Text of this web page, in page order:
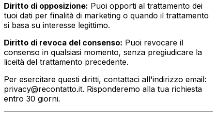
Diritto di opposizione: Puoi opporti al trattamento dei
tuoi dati per finalità di marketing o quando il trattamento
si basa su interesse legittimo.
Diritto di revoca del consenso: Puoi revocare il
consenso in qualsiasi momento, senza pregiudicare la
liceità del trattamento precedente.
Per esercitare questi diritti, contattaci all'indirizzo email:
privacy@recontatto.it. Risponderemo alla tua richiesta
entro 30 giorni.